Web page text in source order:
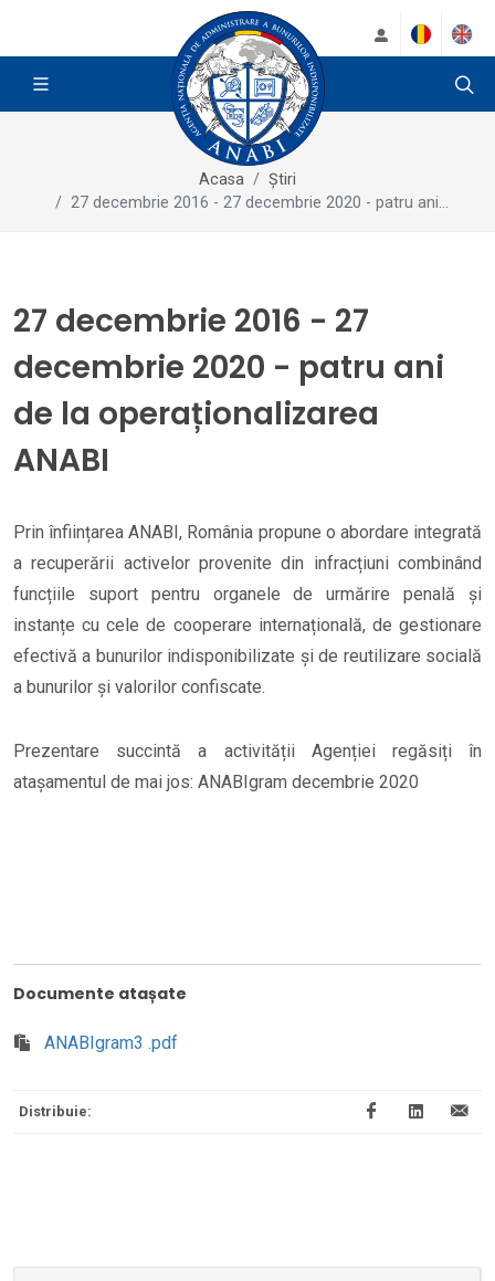
Acasa
Știri
27 decembrie 2016 - 27 decembrie 2020 - patru ani...
27 decembrie 2016 - 27
decembrie 2020 - patru ani
de la operaționalizarea
ANABI
Prin înființarea ANABI, România propune o abordare integrată
a recuperării activelor provenite din infracțiuni combinând
funcțiile suport pentru organele de urmărire penală și
instanțe cu cele de cooperare internațională, de gestionare
efectivă a bunurilor indisponibilizate și de reutilizare socială
a bunurilor și valorilor confiscate.
Prezentare succintă a activității Agenției regăsiți în
atașamentul de mai jos: ANABIgram decembrie 2020
Documente atașate
ANABIgram3 .pdf
Distribuie: